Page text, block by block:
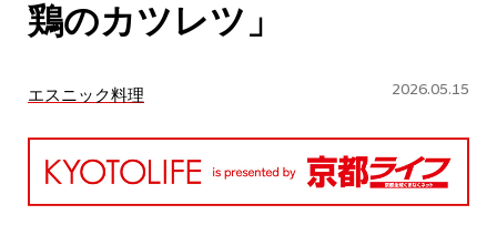
MAIN MENU
SERIES
鶏のカツレツ」
エスニック料理 2026.05.15